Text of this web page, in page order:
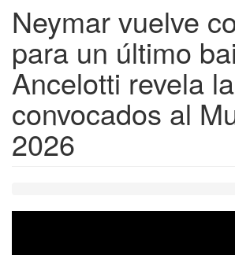
Neymar vuelve
para un último
Ancelotti revela
convocados al
2026